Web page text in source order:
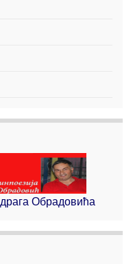
Обрадовића